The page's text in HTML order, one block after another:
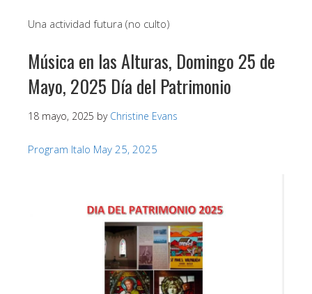
Una actividad futura (no culto)
Música en las Alturas, Domingo 25 de
Mayo, 2025 Día del Patrimonio
18 mayo, 2025 by Christine Evans
Program Italo May 25, 2025